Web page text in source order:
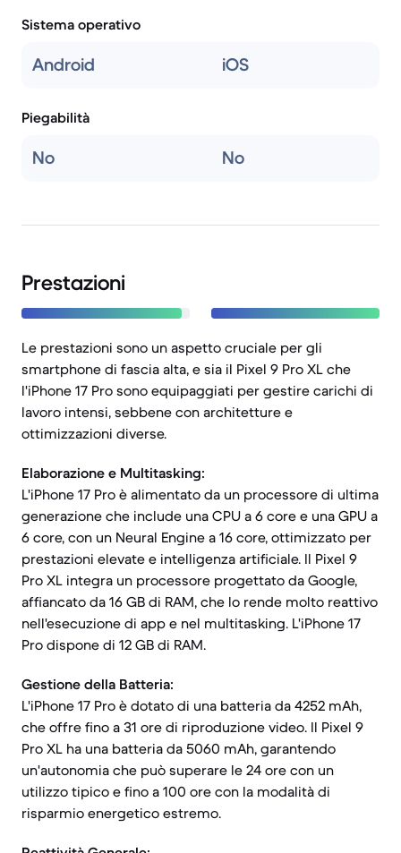
Sistema operativo
Android iOS
Piegabilità
No No
Prestazioni
Le prestazioni sono un aspetto cruciale per gli
smartphone di fascia alta, e sia il Pixel 9 Pro XL che
l'iPhone 17 Pro sono equipaggiati per gestire carichi di
lavoro intensi, sebbene con architetture e
ottimizzazioni diverse.
Elaborazione e Multitasking:
L'iPhone 17 Pro è alimentato da un processore di ultima
generazione che include una CPU a 6 core e una GPU a
6 core, con un Neural Engine a 16 core, ottimizzato per
prestazioni elevate e intelligenza artificiale. Il Pixel 9
Pro XL integra un processore progettato da Google,
affiancato da 16 GB di RAM, che lo rende molto reattivo
nell'esecuzione di app e nel multitasking. L'iPhone 17
Pro dispone di 12 GB di RAM.
Gestione della Batteria:
L'iPhone 17 Pro è dotato di una batteria da 4252 mAh,
che offre fino a 31 ore di riproduzione video. Il Pixel 9
Pro XL ha una batteria da 5060 mAh, garantendo
un'autonomia che può superare le 24 ore con un
utilizzo tipico e fino a 100 ore con la modalità di
risparmio energetico estremo.